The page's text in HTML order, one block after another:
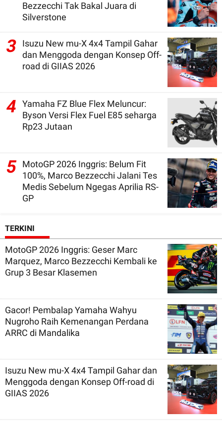
Bezzecchi Tak Bakal Juara di
Silverstone
3
Isuzu New mu-X 4x4 Tampil Gahar
dan Menggoda dengan Konsep Off-
road di GIIAS 2026
4
Yamaha FZ Blue Flex Meluncur:
Byson Versi Flex Fuel E85 seharga
Rp23 Jutaan
5 MotoGP 2026 Inggris: Belum Fit
100%, Marco Bezzecchi Jalani Tes
Medis Sebelum Ngegas Aprilia RS-
GP
TERKINI
MotoGP 2026 Inggris: Geser Marc
Marquez, Marco Bezzecchi Kembali ke
Grup 3 Besar Klasemen
Gacor! Pembalap Yamaha Wahyu
Nugroho Raih Kemenangan Perdana
ARRC di Mandalika
Isuzu New mu-X 4x4 Tampil Gahar dan
Menggoda dengan Konsep Off-road di
GIIAS 2026